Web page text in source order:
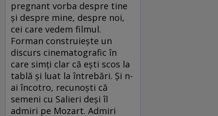
pregnant vorba despre tine
și despre mine, despre noi,
cei care vedem filmul.
Forman construiește un
discurs cinematografic în
care simți clar că ești scos la
tablă și luat la întrebări. Și n-
ai încotro, recunoști că
semeni cu Salieri deși îl
admiri pe Mozart. Admiri